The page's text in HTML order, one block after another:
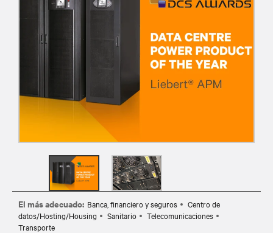
El más adecuado: Banca, financiero y seguros
Centro de
datos/Hosting/Housing
Sanitario
Telecomunicaciones
Transporte